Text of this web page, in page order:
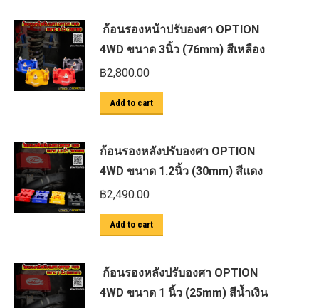
ก้อนรองหน้าปรับองศา OPTION
4WD ขนาด 3นิ้ว (76mm) สีเหลือง
฿2,800.00
Add to cart
ก้อนรองหลังปรับองศา OPTION
4WD ขนาด 1.2นิ้ว (30mm) สีแดง
฿2,490.00
Add to cart
ก้อนรองหลังปรับองศา OPTION
4WD ขนาด 1 นิ้ว (25mm) สีน้ำเงิน